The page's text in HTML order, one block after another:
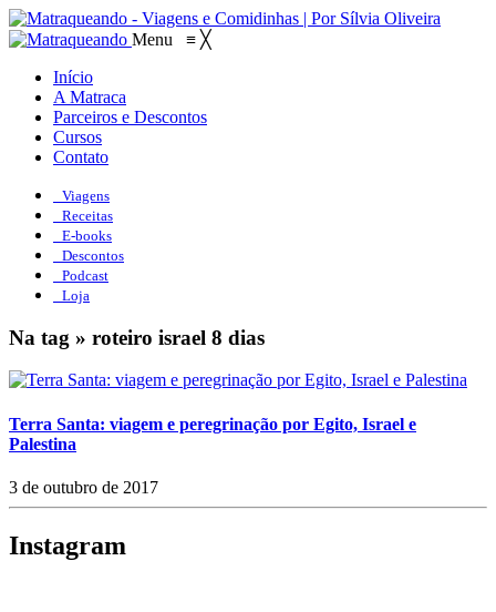
Menu ≡ ╳
Início
A Matraca
Parceiros e Descontos
Cursos
Contato
Viagens
Receitas
E-books
Descontos
Podcast
Loja
Na tag » roteiro israel 8 dias
Terra Santa: viagem e peregrinação por Egito, Israel e
Palestina
3 de outubro de 2017
Instagram